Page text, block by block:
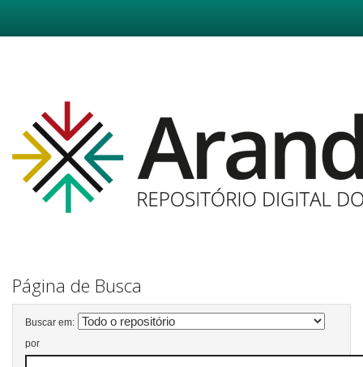
Página de Busca
Buscar em:
por